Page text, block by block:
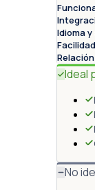
Idioma
Ideal
No